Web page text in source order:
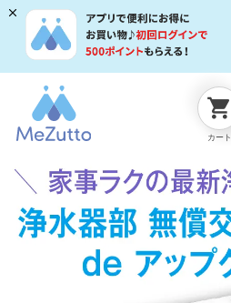
shopping_cart
カート
ネットストアTOP 浄水器関連